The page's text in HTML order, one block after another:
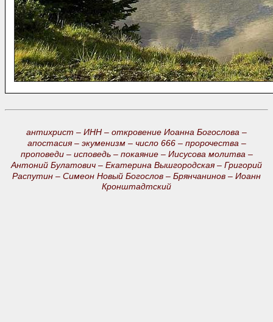
антихрист – ИНН – откровение Иоанна Богослова –
апостасия – экуменизм – число 666 – пророчества –
проповеди – исповедь – покаяние – Иисусова молитва –
Антоний Булатович – Екатерина Вышгородская – Григорий
Распутин – Симеон Новый Богослов – Брянчанинов – Иоанн
Кронштадтский